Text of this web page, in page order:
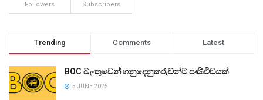
Followers Subscribers
Trending Comments Latest
BOC බැංකුවෙන් ගනුදෙනුකරුවන්ට පණිවිඩයක්
5 JUNE 2025